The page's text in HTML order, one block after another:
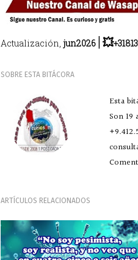
Actualización, jun2026 |💥
SOBRE ESTA BITÁCORA
Esta
Son
ARTÍCULOS RELACIONADOS